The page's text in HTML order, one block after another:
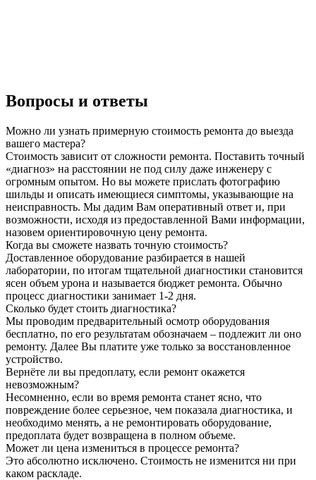
Вопросы и ответы
Можно ли узнать примерную стоимость ремонта до выезда
вашего мастера?
Стоимость зависит от сложности ремонта. Поставить точный
«диагноз» на расстоянии не под силу даже инженеру с
огромным опытом. Но вы можете прислать фотографию
шильды и описать имеющиеся симптомы, указывающие на
неисправность. Мы дадим Вам оперативный ответ и, при
возможности, исходя из предоставленной Вами информации,
назовем ориентировочную цену ремонта.
Когда вы сможете назвать точную стоимость?
Доставленное оборудование разбирается в нашей
лаборатории, по итогам тщательной диагностики становится
ясен объем урона и называется бюджет ремонта. Обычно
процесс диагностики занимает 1-2 дня.
Сколько будет стоить диагностика?
Мы проводим предварительный осмотр оборудования
бесплатно, по его результатам обозначаем – подлежит ли оно
ремонту. Далее Вы платите уже только за восстановленное
устройство.
Вернёте ли вы предоплату, если ремонт окажется
невозможным?
Несомненно, если во время ремонта станет ясно, что
повреждение более серьезное, чем показала диагностика, и
необходимо менять, а не ремонтировать оборудование,
предоплата будет возвращена в полном объеме.
Может ли цена измениться в процессе ремонта?
Это абсолютно исключено. Стоимость не изменится ни при
каком раскладе.